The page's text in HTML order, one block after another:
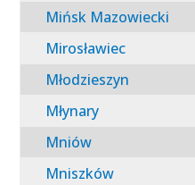
Mińsk Mazowiecki
Mirosławiec
Młodzieszyn
Młynary
Mniów
Mniszków